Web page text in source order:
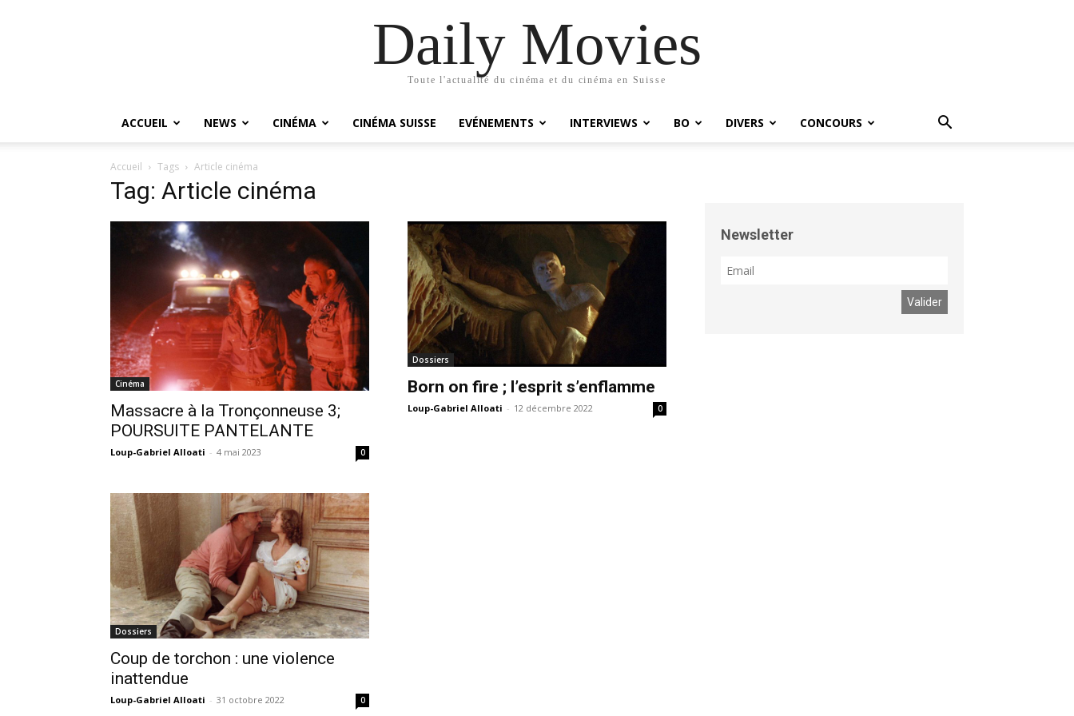
Daily Movies
Toute l'actualité du cinéma et du cinéma en Suisse
ACCUEIL NEWS CINÉMA CINÉMA SUISSE EVÉNEMENTS INTERVIEWS BO DIVERS CONCOURS
Accueil Tags Article cinéma
Tag: Article cinéma
Cinéma
Massacre à la Tronçonneuse 3;
POURSUITE PANTELANTE
Loup-Gabriel Alloati - 4 mai 2023 0
Dossiers
Born on fire ; l’esprit s’enflamme
Loup-Gabriel Alloati - 12 décembre 2022 0
Dossiers
Coup de torchon : une violence
inattendue
Loup-Gabriel Alloati - 31 octobre 2022 0
Newsletter